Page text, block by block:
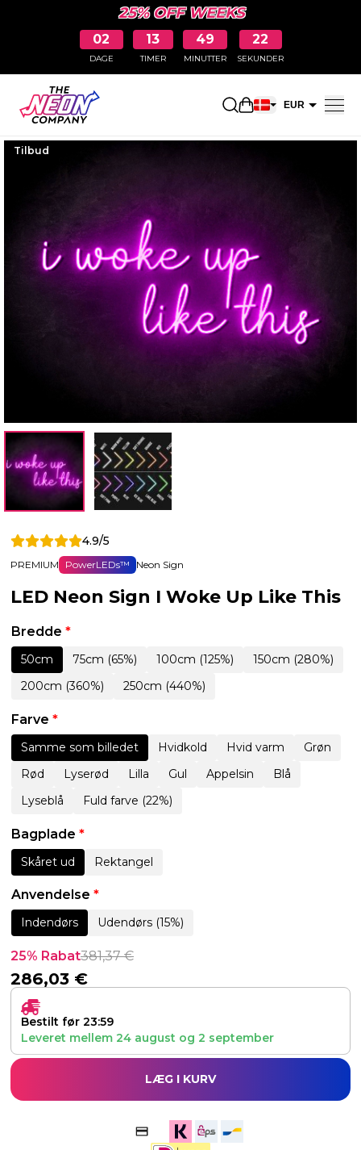
25% OFF WEEKS
02
DAGE
13
TIMER
49
MINUTTER
21
SEKUNDER
Åbn EUR
Tilbud
4.9/5
PREMIUM PowerLEDs™ Neon Sign
LED Neon Sign I Woke Up Like This
Bredde *
50cm 75cm (65%) 100cm (125%)
150cm (280%)
200cm (360%)
250cm (440%)
Farve *
Samme som billedet Hvidkold Hvid varm
Grøn
Rød
Lyserød Lilla Gul Appelsin
Blå
Lyseblå
Fuld farve (22%)
Bagplade *
Skåret ud Rektangel
Anvendelse *
Indendørs Udendørs (15%)
25% Rabat381,37€
286,03 €
Bestilt før 23:59
Leveret mellem 24 august og 2 september
LÆG I KURV